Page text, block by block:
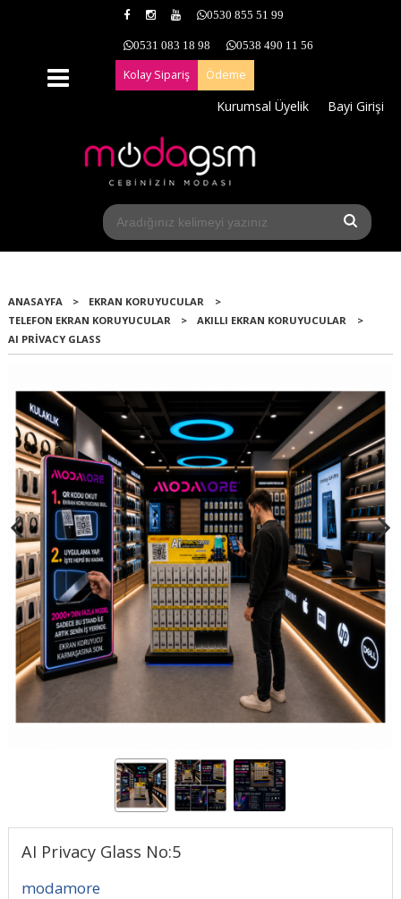
0530 855 51 99
0531 083 18 98 0538 490 11 56
Kolay Sipariş Ödeme
Kurumsal Üyelik Bayi Girişi
ANASAYFA > EKRAN KORUYUCULAR
>
TELEFON EKRAN KORUYUCULAR
> AKILLI EKRAN KORUYUCULAR
>
AI PRIVACY GLASS
AI Privacy Glass No:5
modamore